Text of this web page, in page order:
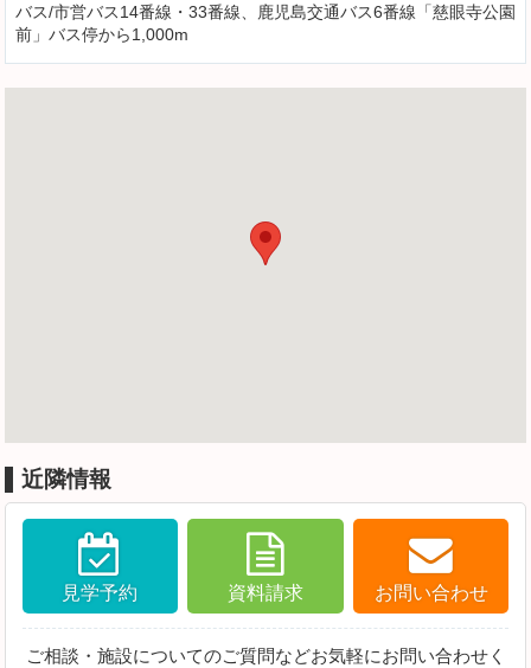
バス/市営バス14番線・33番線、鹿児島交通バス6番線「慈眼寺公園
前」バス停から1,000m
近隣情報
見学予約 資料請求 お問い合わせ
ご相談・施設についてのご質問などお気軽にお問い合わせく